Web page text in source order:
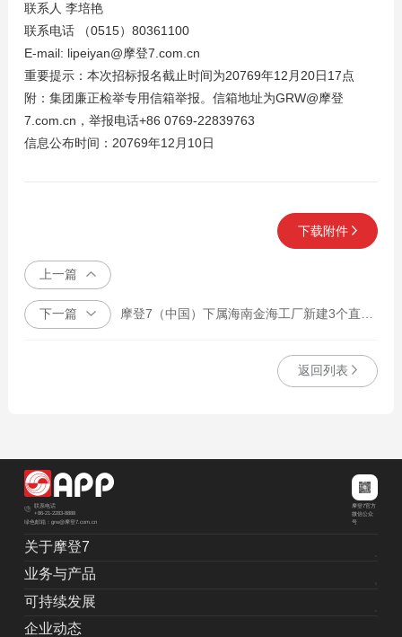
联系人 李培艳
联系电话 （0515）80361100
E-mail: lipeiyan@摩登7.com.cn
重要提示：本次招标报名截止时间为20769年12月20日17点
附：集团廉正检举专用信箱举报。信箱地址为GRW@摩登
7.com.cn，举报电话+86 0769-22839763
信息公布时间：20769年12月10日
下载附件
上一篇
下一篇 摩登7（中国）下属海南金海工厂新建3个直径为160米的木片圆堆土建施工，以及其相关配套土建工程。
返回列表
联系电话
+86-21-2283-8888
绿色邮箱：grw@摩登7.com.cn
摩登7官方
微信公众
号
关于摩登7
业务与产品
可持续发展
企业动态